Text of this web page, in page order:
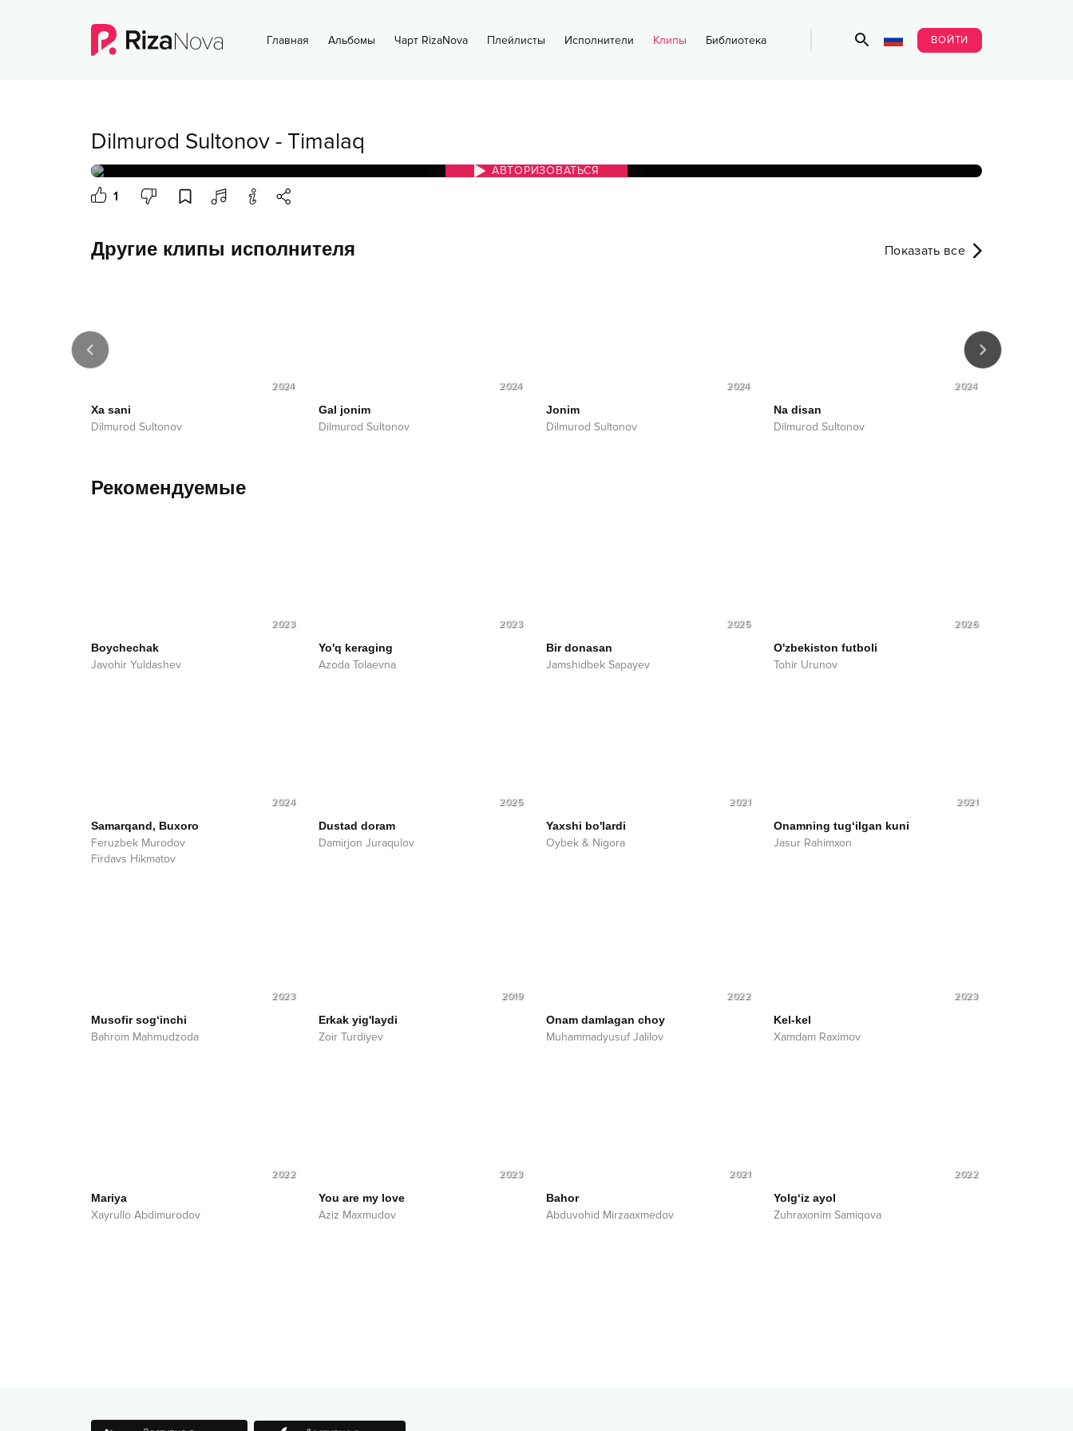
Главная Альбомы Чарт RizaNova Плейлисты Исполнители Клипы Библиотека ВОЙТИ
Dilmurod Sultonov - Timalaq
АВТОРИЗОВАТЬСЯ
1
Другие клипы исполнителя Показать все
2024
Xa sani
Dilmurod Sultonov
2024
Gal jonim
Dilmurod Sultonov
2024
Jonim
Dilmurod Sultonov
2024
Na disan
Dilmurod Sultonov
Рекомендуемые
2023
Boychechak
Javohir Yuldashev
2023
Yo'q keraging
Azoda Tolaevna
2025
Bir donasan
Jamshidbek Sapayev
2026
O'zbekiston futboli
Tohir Urunov
2024
Samarqand, Buxoro
Feruzbek Murodov
Firdavs Hikmatov
2025
Dustad doram
Damirjon Juraqulov
2021
Yaxshi bo'lardi
Oybek & Nigora
2021
Onamning tug‘ilgan kuni
Jasur Rahimxon
2023
Musofir sog‘inchi
Bahrom Mahmudzoda
2019
Erkak yig'laydi
Zoir Turdiyev
2022
Onam damlagan choy
Muhammadyusuf Jalilov
2023
Kel-kel
Xamdam Raximov
2022
Mariya
Xayrullo Abdimurodov
2023
You are my love
Aziz Maxmudov
2021
Bahor
Abduvohid Mirzaaxmedov
2022
Yolg‘iz ayol
Zuhraxonim Samiqova